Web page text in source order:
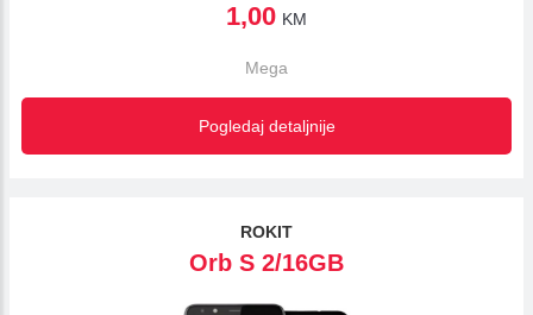
1,00 KM
Mega
Pogledaj detaljnije
ROKIT
Orb S 2/16GB